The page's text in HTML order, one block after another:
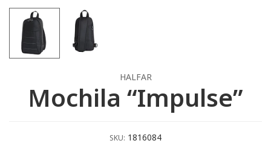
HALFAR
Mochila “Impulse”
SKU: 1816084